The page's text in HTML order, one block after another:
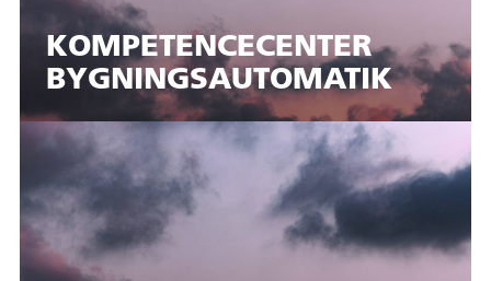
KOMPETENCECENTER
BYGNINGSAUTOMATIK